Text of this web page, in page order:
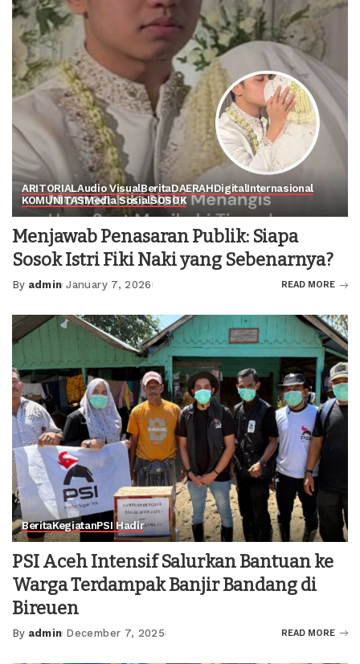
ARITORIALAudio VisualBeritaDAERAHDigitalInternasional
KOMUNITASMedia SosialSOSOK
Menjawab Penasaran Publik: Siapa
Sosok Istri Fiki Naki yang Sebenarnya?
Posted
By admin January 7, 2026 READ MORE
BeritaKegiatanPSI Hadir
PSI Aceh Intensif Salurkan Bantuan ke
Warga Terdampak Banjir Bandang di
Bireuen
Posted
By admin December 7, 2025 READ MORE